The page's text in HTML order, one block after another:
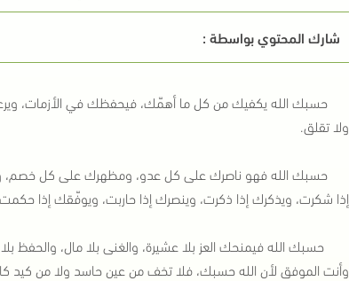
شارك المحتوي بواسطة :
حسبك الله يكفيك من كل ما أهمّك، فيحفظك في الأزمات،
ولا تقلق.
حسبك الله فهو ناصرك على كل عدو، ومظهرك على كل خصم،
إذا شكرت، ويذكرك إذا ذكرت، وينصرك إذا حاربت، ويوفّقك إذا
حسبك الله فيمنحك العز بلا عشيرة، والغنى بلا مال، والحفظ
وأنت الموفق لأن الله حسبك، فلا تخف من عين حاسد ولا من كيد